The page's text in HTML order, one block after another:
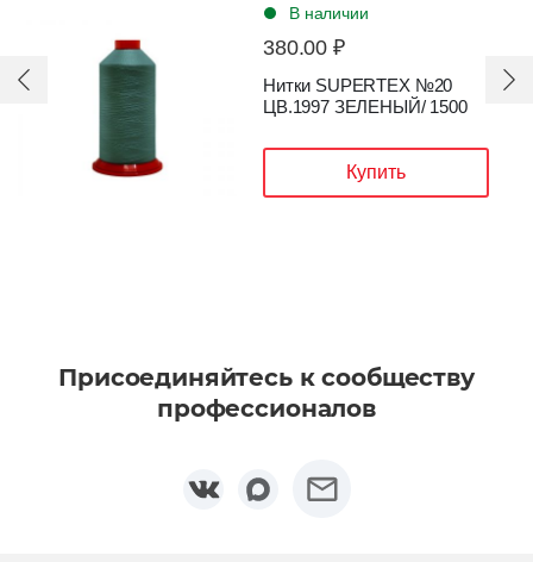
№20
Нитки
ЦВ.1091
Купить
Присоединяйтесь к сообществу
профессионалов